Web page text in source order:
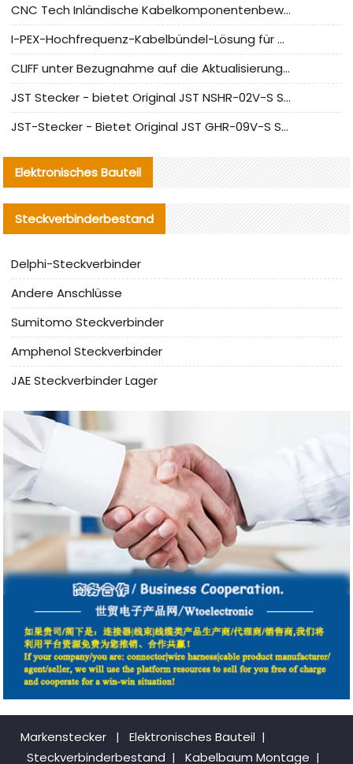
CNC Tech Inländische Kabelkomponentenbewertung und Massenproduktionsanpassungsanleitung
I-PEX-Hochfrequenz-Kabelbündel-Lösung für die heimische Produktion analysiert
CLIFF unter Bezugnahme auf die Aktualisierung der chinesischen Stecker-Testnormen
JST Stecker - bietet Original JST NSHR-02V-S Stecker und Ersatzteile an
JST-Stecker - Bietet Original JST GHR-09V-S Stecker und Ersatzteile an
Elektronisches Bauteil
Steckverbinderbestand
Delphi-Steckverbinder
Andere Anschlüsse
Sumitomo Steckverbinder
Amphenol Steckverbinder
JAE Steckverbinder Lager
Markenstecker | Elektronisches Bauteil |
Steckverbinderbestand | Kabelbaum Montage |